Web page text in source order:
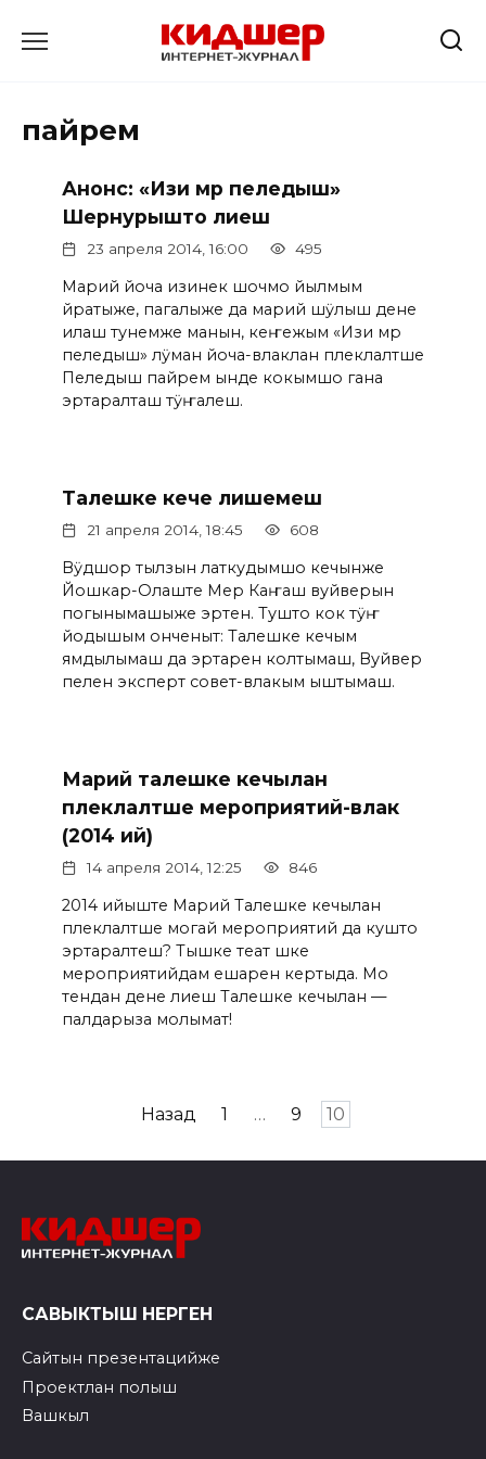
пайрем
Анонс: «Изи мӧр пеледыш»
Шернурышто лиеш
23 апреля 2014, 16:00 495
Марий йоча изинек шочмо йылмым
йӧратыже, пагалыже да марий шӱлыш дене
илаш тунемже манын, кеҥежым «Изи мӧр
пеледыш» лӱман йоча-влаклан пӧлеклалтше
Пеледыш пайрем ынде кокымшо гана
эртаралташ тӱҥалеш.
Талешке кече лишемеш
21 апреля 2014, 18:45 608
Вӱдшор тылзын латкудымшо кечынже
Йошкар-Олаште Мер Каҥаш вуйверын
погынымашыже эртен. Тушто кок тӱҥ
йодышым онченыт: Талешке кечым
ямдылымаш да эртарен колтымаш, Вуйвер
пелен эксперт совет-влакым ыштымаш.
Марий талешке кечылан
пӧлеклалтше мероприятий-влак
(2014 ий)
14 апреля 2014, 12:25 846
2014 ийыште Марий Талешке кечылан
пӧлеклалтше могай мероприятий да кушто
эртаралтеш? Тышке теат шке
мероприятийдам ешарен кертыда. Мо
тендан дене лиеш Талешке кечылан —
палдарыза молымат!
Назад 1 … 9 10
САВЫКТЫШ НЕРГЕН
Сайтын презентацийже
Проектлан полыш
Вашкыл